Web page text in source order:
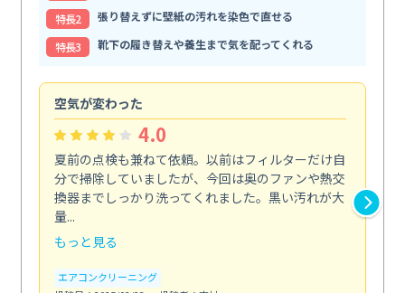
特⻑2
張り替えずに壁紙の汚れを染色で直せる
特⻑3
靴下の履き替えや養生まで気を配ってくれる
空気が変わった
4.0
夏前の点検も兼ねて依頼。以前はフィルターだけ自
分で掃除していましたが、今回は奥のファンや熱交
換器までしっかり洗ってくれました。黒い汚れが大
量...
もっと見る
エアコンクリーニング